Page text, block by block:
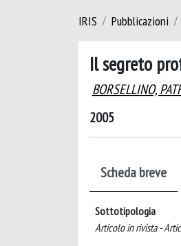
IRIS Pubblicazioni
Il segreto
BORSELLINO,
2005
Scheda breve
Sottotipologia
Articolo in rivista -